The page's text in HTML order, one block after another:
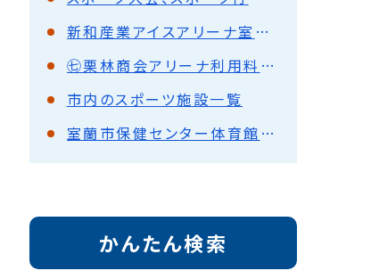
新和産業アイスアリーナ室蘭に掲載する広告を募集しています
㊆栗林商会アリーナ利用料金、平面図、アクセスマップ
市内のスポーツ施設一覧
室蘭市保健センター体育館の利用
かんたん検索